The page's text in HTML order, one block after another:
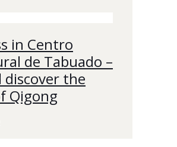
in Centro
de Tabuado –
discover the
Qigong